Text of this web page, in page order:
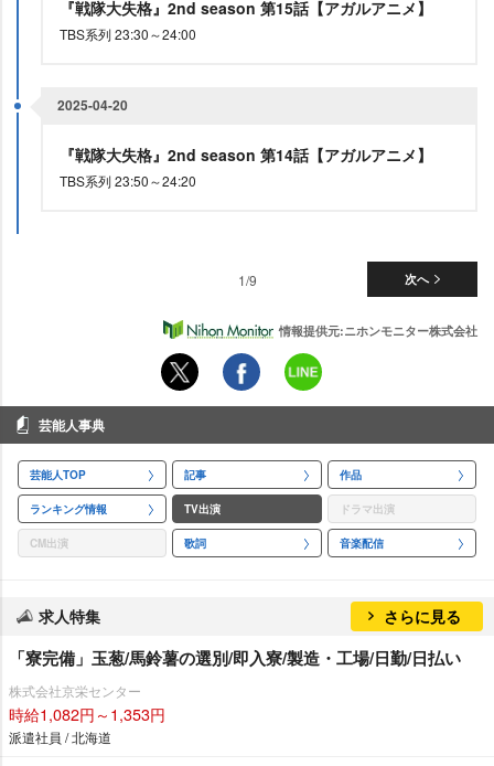
『戦隊大失格』2nd season 第15話【アガルアニメ】
TBS系列 23:30～24:00
2025-04-20
『戦隊大失格』2nd season 第14話【アガルアニメ】
TBS系列 23:50～24:20
次へ
1/9
情報提供元:ニホンモニター株式会社
芸能人事典
芸能人TOP 記事 作品
ランキング情報 TV出演 ドラマ出演
CM出演 歌詞 音楽配信
求人特集 さらに見る
「寮完備」玉葱/馬鈴薯の選別/即入寮/製造・工場/日勤/日払い
株式会社京栄センター
時給1,082円～1,353円
派遣社員 / 北海道